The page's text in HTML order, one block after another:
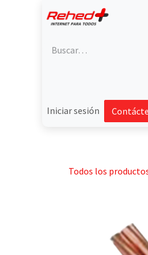
Iniciar sesión
Todos los